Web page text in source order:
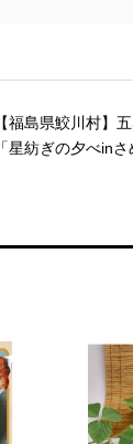
【福島県鮫川村】
「星紡ぎの夕べin